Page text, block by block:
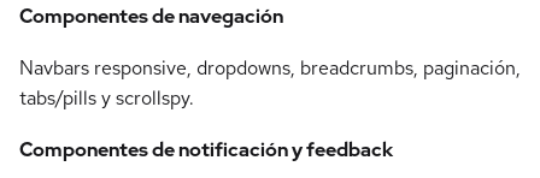
Componentes de navegación
Navbars responsive, dropdowns, breadcrumbs, paginación,
tabs/pills y scrollspy.
Componentes de notificación y feedback